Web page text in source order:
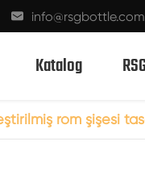
 info@rsgbottle.com
Katalog
rom şişesi